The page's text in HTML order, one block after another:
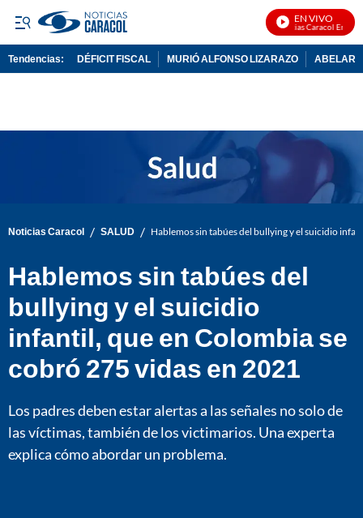
EN VIVO
Noticias Caracol En Vivo
Tendencias: DÉFICIT FISCAL MURIÓ ALFONSO LIZARAZO
Noticias Caracol / SALUD / Hablemos sin tabúes del bullying y el suicidio
Hablemos sin tabúes del
bullying y el suicidio
infantil, que en Colombia se
cobró 275 vidas en 2021
Los padres deben estar alertas a las señales no solo de
las víctimas, también de los victimarios. Una experta
explica cómo abordar un problema.